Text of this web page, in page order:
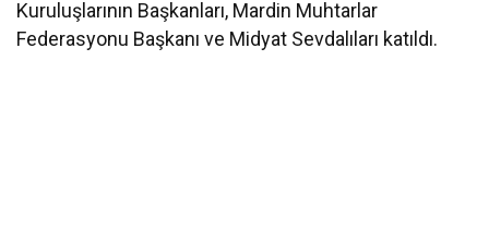
Kuruluşlarının Başkanları, Mardin Muhtarlar
Federasyonu Başkanı ve Midyat Sevdalıları katıldı.